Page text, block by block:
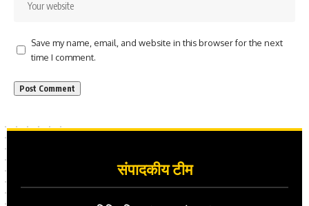
Save my name, email, and website in this browser for the next
time I comment.
संपादकीय टीम